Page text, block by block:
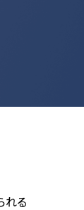
れる